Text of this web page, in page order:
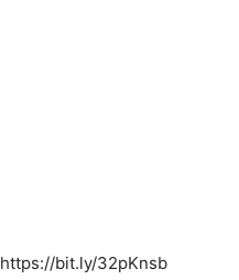
https://bit.ly/32pKnsb